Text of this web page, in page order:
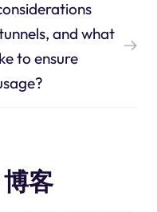
and what
to ensure
博客